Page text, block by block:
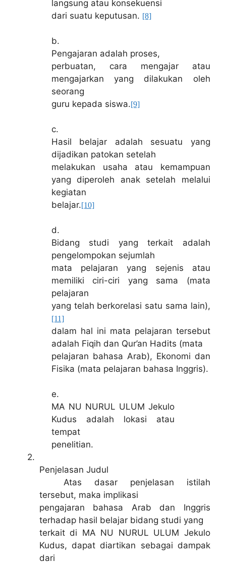
langsung atau konsekuensi
dari suatu keputusan. [8]
b.
Pengajaran adalah proses,
perbuatan, cara mengajar atau
mengajarkan yang dilakukan oleh
seorang
guru kepada siswa.[9]
c.
Hasil belajar adalah sesuatu yang
dijadikan patokan setelah
melakukan usaha atau kemampuan
yang diperoleh anak setelah melalui
kegiatan
belajar.[10]
d.
Bidang studi yang terkait adalah
pengelompokan sejumlah
mata pelajaran yang sejenis atau
memiliki ciri-ciri yang sama (mata
pelajaran
yang telah berkorelasi satu sama lain),
[11]
dalam hal ini mata pelajaran tersebut
adalah Fiqih dan Qur’an Hadits (mata
pelajaran bahasa Arab), Ekonomi dan
Fisika (mata pelajaran bahasa Inggris).
e.
MA NU NURUL ULUM Jekulo
Kudus adalah lokasi atau
tempat
penelitian.
2.
Penjelasan Judul
Atas dasar penjelasan istilah
tersebut, maka implikasi
pengajaran bahasa Arab dan Inggris
terhadap hasil belajar bidang studi yang
terkait di MA NU NURUL ULUM Jekulo
Kudus, dapat diartikan sebagai dampak
dari